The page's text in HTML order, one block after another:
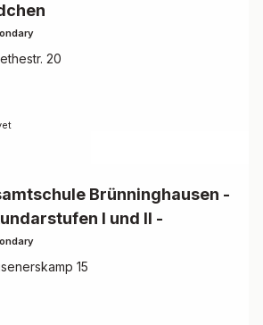
20
Brünninghausen -
I und II -
15